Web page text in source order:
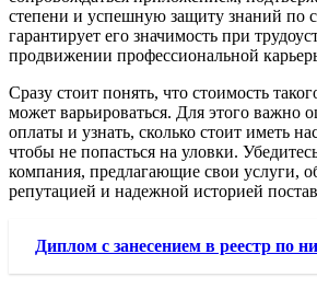
степени и успешную защиту знаний по
гарантирует его значимость при
продвижении профессиональной
Сразу стоит понять, что стоимость
может варьироваться. Для этого важно
оплаты и узнать, сколько стоит иметь
чтобы не попасться на уловки.
компания, предлагающие свои услуги,
репутацией и надежной историей
Диплом с занесением в реестр по